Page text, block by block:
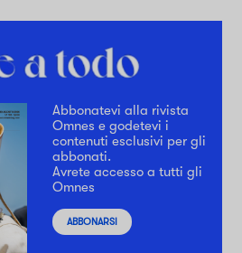
Abbonatevi alla rivista
Omnes e godetevi i
contenuti esclusivi per gli
abbonati.
Avrete accesso a tutti gli
Omnes
ABBONARSI